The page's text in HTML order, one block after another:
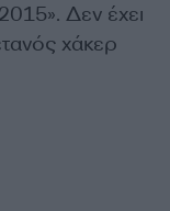
Δεν έχει
χάκερ